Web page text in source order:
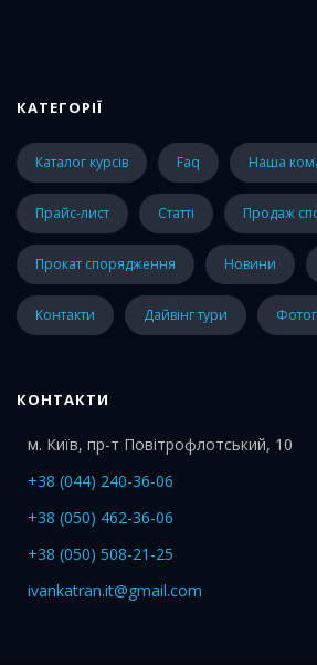
КАТЕГОРІЇ
каталог курсів faq наша
прайс-лист статті Продаж
Прокат спорядження Новини
Контакти Дайвінг тури
КОНТАКТИ
м. Київ, пр-т Повітрофлотський, 10
+38 (044) 240-36-06
+38 (050) 462-36-06
+38 (050) 508-21-25
ivankatran.it@gmail.com